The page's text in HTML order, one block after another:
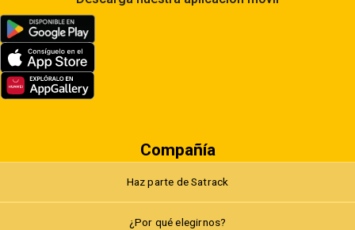
Compañía
Haz parte de Satrack
¿Por qué elegirnos?